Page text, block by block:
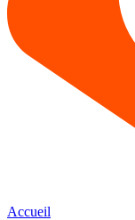
Accueil